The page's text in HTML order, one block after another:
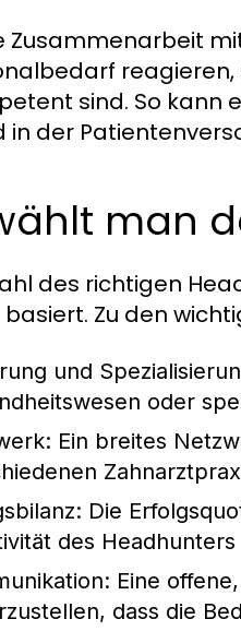
Zusammenarbeit
sind. So kann
in der
man
des richtigen
Zu den
und
oder
Ein breites
Die
des
Eine
dass die